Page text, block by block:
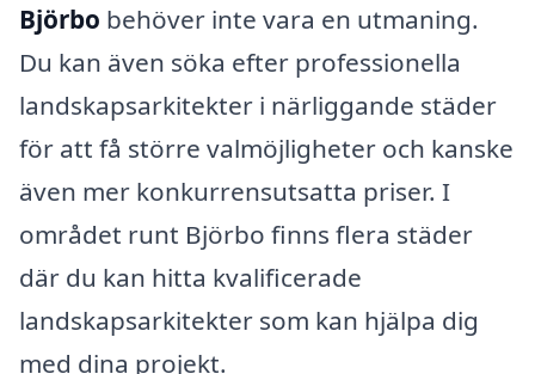
Björbo behöver inte vara en utmaning.
Du kan även söka efter professionella
landskapsarkitekter i närliggande städer
för att få större valmöjligheter och kanske
även mer konkurrensutsatta priser. I
området runt Björbo finns flera städer
där du kan hitta kvalificerade
landskapsarkitekter som kan hjälpa dig
med dina projekt.